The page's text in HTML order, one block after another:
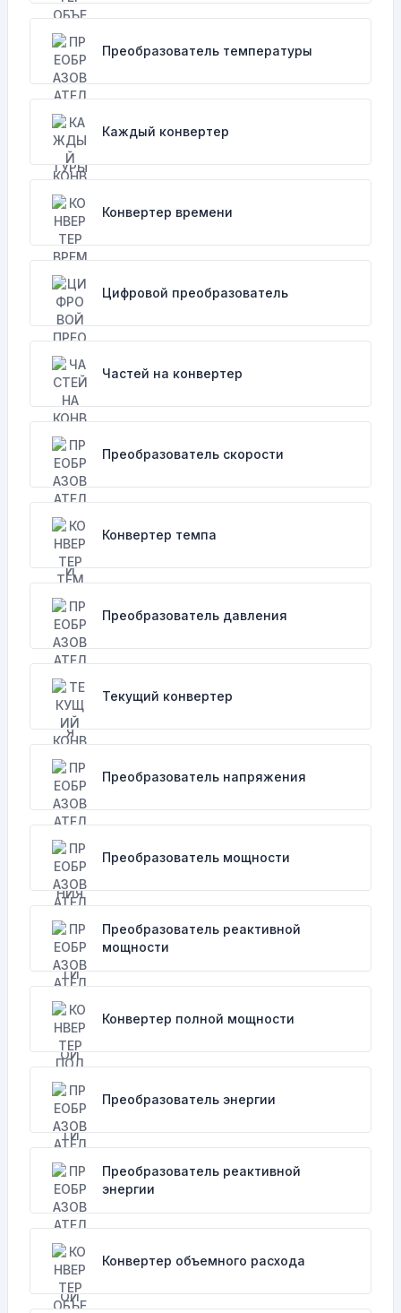
Преобразователь температуры
Каждый конвертер
Конвертер времени
Цифровой преобразователь
Частей на конвертер
Преобразователь скорости
Конвертер темпа
Преобразователь давления
Текущий конвертер
Преобразователь напряжения
Преобразователь мощности
Преобразователь реактивной
мощности
Конвертер полной мощности
Преобразователь энергии
Преобразователь реактивной
энергии
Конвертер объемного расхода